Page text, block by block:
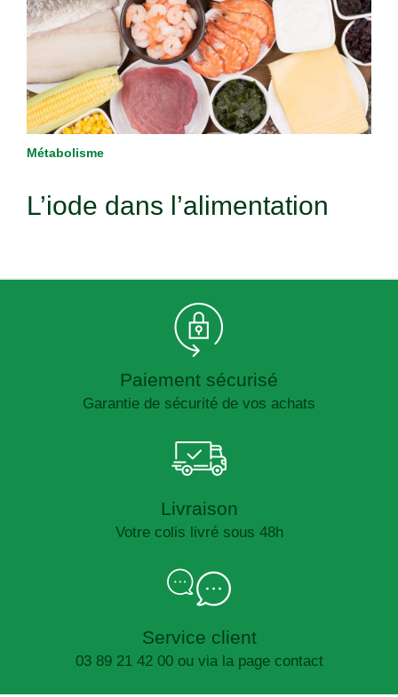
Métabolisme
L’iode dans l’alimentation
Paiement sécurisé
Garantie de sécurité de vos achats
Livraison
Votre colis livré sous 48h
Service client
03 89 21 42 00 ou via la page contact